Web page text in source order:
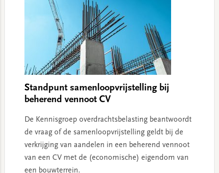
Standpunt samenloopvrijstelling bij
beherend vennoot CV
De Kennisgroep overdrachtsbelasting beantwoordt
de vraag of de samenloopvrijstelling geldt bij de
verkrijging van aandelen in een beherend vennoot
van een CV met de (economische) eigendom van
een bouwterrein.